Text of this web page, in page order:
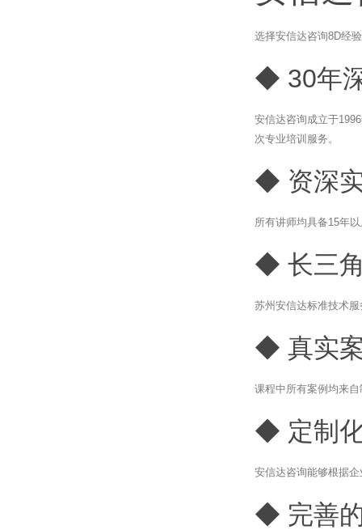
选择安信达咨询8D经
◆ 30年
安信达咨询成立于
次专业培训服务。
◆ 资深
所有讲师均具备15年
◆ 长三
苏州安信达标准技术
◆ 真实
课程中所有案例均来
◆ 定制
安信达咨询能够根据
◆ 完善